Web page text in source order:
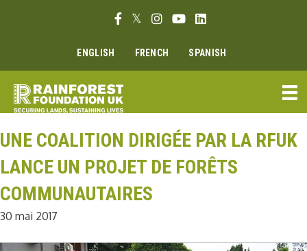
Lien Facebook
Lien Twitter
Lien Instagram
Lien Youtube
Linkedin link
ENGLISH FRENCH SPANISH
UNE COALITION DIRIGÉE PAR LA RFUK
LANCE UN PROJET DE FORÊTS
COMMUNAUTAIRES
30 mai 2017